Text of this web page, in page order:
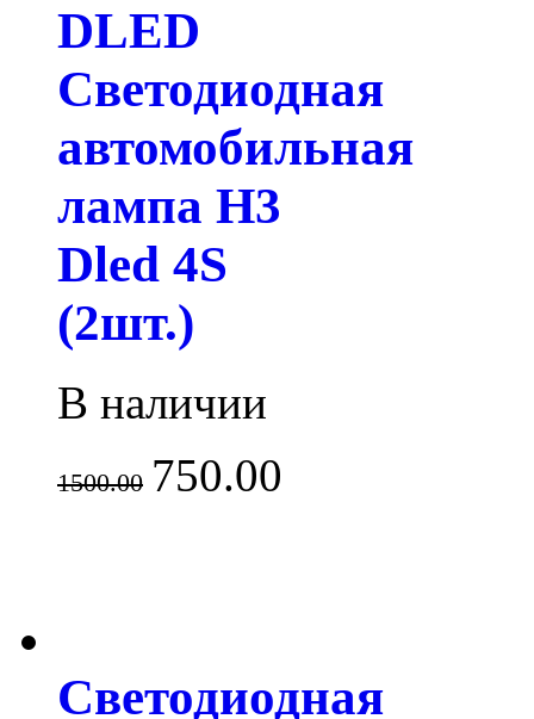
DLED
Светодиодная
автомобильная
лампа H3
Dled 4S
(2шт.)
В наличии
1500.00 750.00
Светодиодная